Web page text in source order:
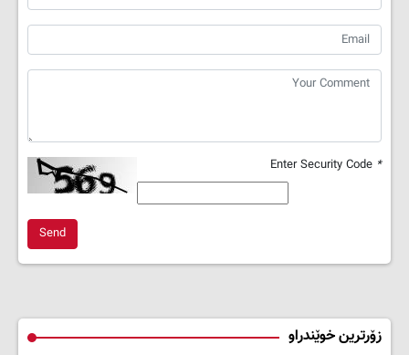
*
Send
زۆرترین خوێندراو